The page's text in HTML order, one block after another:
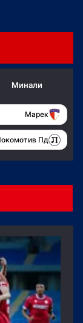
Минали
Марек
Пд